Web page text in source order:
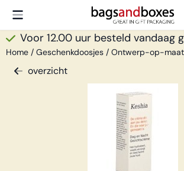
Cookievoorkeuren zijn beschikbaar. Kies
Voor 12.00 uur besteld vandaag
Home / Geschenkdoosjes / Ontwerp-op-maat
overzicht